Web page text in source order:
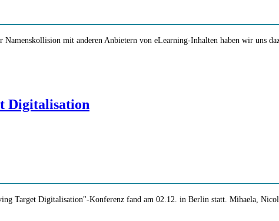
mit anderen Anbietern von eLearning-Inhalten haben wir uns
Digitalisation
Target Digitalisation"-Konferenz fand am 02.12. in Berlin statt. Mihaela,